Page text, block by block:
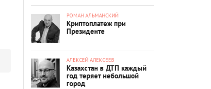
РОМАН АЛЬМАНСКИЙ
Криптоплатеж при
Президенте
АЛЕКСЕЙ АЛЕКСЕЕВ
Казахстан в ДТП каждый
год теряет небольшой
город